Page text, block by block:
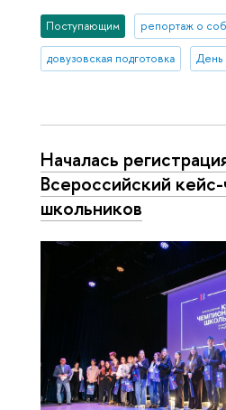
Поступающим репортаж о
довузовская подготовка День
Началась
Всероссийский
школьников